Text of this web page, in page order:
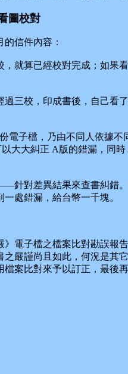
圖校對
信件內容：
算已經校對完成；如果
校，印成書後，自己看
子檔，乃由不同人依據不
大大糾正 A版的錯漏，同
對差異結果來查書糾錯。
處錯漏，給台幣一千塊。
子檔之檔案比對勘誤報告
嚴謹尚且如此，何況是其
案比對來予以訂正，最後